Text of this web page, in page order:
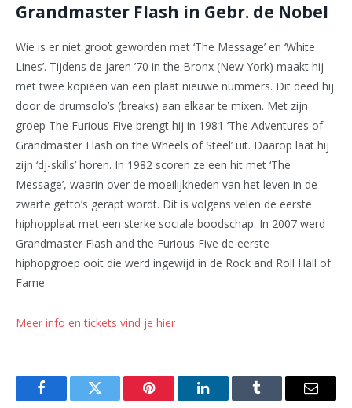
Grandmaster Flash in Gebr. de Nobel
Wie is er niet groot geworden met ‘The Message’ en ‘White
Lines’. Tijdens de jaren ’70 in the Bronx (New York) maakt hij
met twee kopieën van een plaat nieuwe nummers. Dit deed hij
door de drumsolo’s (breaks) aan elkaar te mixen. Met zijn
groep The Furious Five brengt hij in 1981 ‘The Adventures of
Grandmaster Flash on the Wheels of Steel’ uit. Daarop laat hij
zijn ‘dj-skills’ horen. In 1982 scoren ze een hit met ‘The
Message’, waarin over de moeilijkheden van het leven in de
zwarte getto’s gerapt wordt. Dit is volgens velen de eerste
hiphopplaat met een sterke sociale boodschap. In 2007 werd
Grandmaster Flash and the Furious Five de eerste
hiphopgroep ooit die werd ingewijd in de Rock and Roll Hall of
Fame.
Meer info en tickets vind je hier
FacebookTwitter Pinterest LinkedInTumblr Email